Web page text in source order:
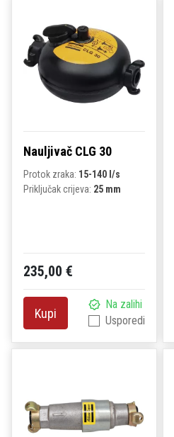
Nauljivač CLG 30
Protok zraka: 15-140 l/s
Priključak crijeva: 25 mm
235,00 €
Kupi
Na zalihi
Usporedi